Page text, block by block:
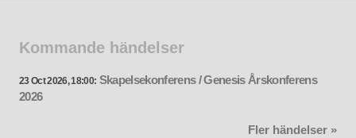
Kommande händelser
23 Oct 2026, 18:00: Skapelsekonferens / Genesis Årskonferens
2026
Fler händelser »